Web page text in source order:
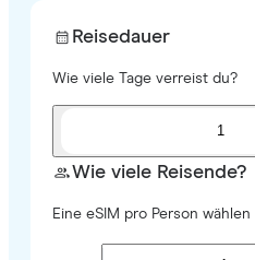
Reisedauer
Wie viele Tage verreist du?
1
Wie viele Reisende?
Eine eSIM pro Person wählen